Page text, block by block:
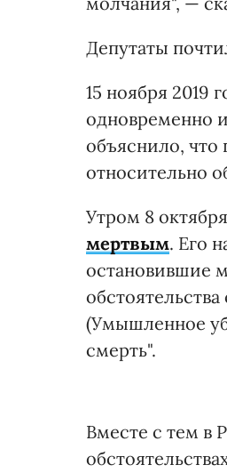
Депутаты
15 ноября 2019
одновременно
объяснило,
относительно
Утром 8
мертвым. Его
остановившие
(Умышленное
смерть".
Вместе с тем в